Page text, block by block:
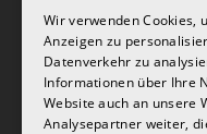
PROJEKTE
WERTE
ABOUT
TEAM
JOURNAL
Wir verwenden Cookies,
Anzeigen zu
Datenverkehr zu
Informationen über Ihre
Website auch an unsere
Analysepartner weiter,